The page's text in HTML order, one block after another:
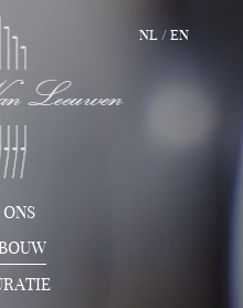
NL / EN